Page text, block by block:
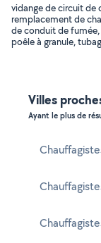
vidange de circuit de
remplacement de
de conduit de
poêle à granule,
Villes
Ayant le plus de